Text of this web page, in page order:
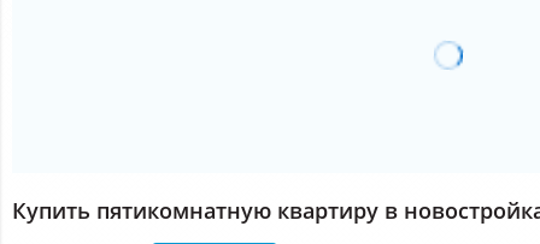
Купить пятикомнатную квартиру в